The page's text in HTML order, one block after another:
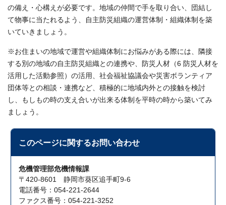
の備え・心構えが必要です。地域の仲間で手を取り合い、団結し
て物事に当たれるよう、自主防災組織の運営体制・組織体制を築
いていきましょう。
※お住まいの地域で運営や組織体制にお悩みがある際には、隣接
する別の地域の自主防災組織との連携や、防災人材（6 防災人材を
活用した活動参照）の活用、社会福祉協議会や災害ボランティア
団体等との相談・連携など、積極的に地域内外との接触を検討
し、もしもの時の支え合いが出来る体制を平時の時から築いてみ
ましょう。
このページに関するお問い合わせ
危機管理部危機情報課
〒420-8601 静岡市葵区追手町9-6
電話番号：054-221-2644
ファクス番号：054-221-3252